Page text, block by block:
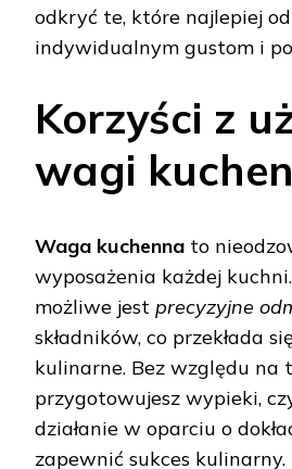
odkryć te, które najlepiej
indywidualnym gustom i
Korzyści z
wagi
Waga kuchenna to
wyposażenia każdej
możliwe jest precyzyjne
składników, co przekłada
kulinarne. Bez względu na
przygotowujesz wypieki,
działanie w oparciu o
zapewnić sukces kulinarny.